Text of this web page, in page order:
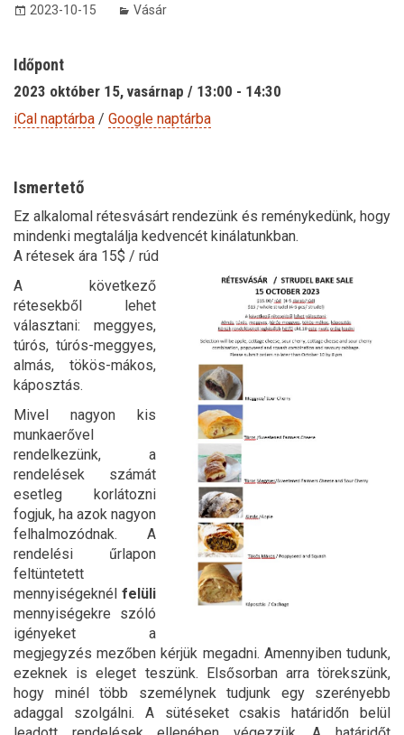
2023-10-15 Vásár
Időpont
2023 október 15, vasárnap / 13:00 - 14:30
iCal naptárba / Google naptárba
Ismertető
Ez alkalomal rétesvásárt rendezünk és reménykedünk, hogy
mindenki megtalálja kedvencét kinálatunkban.
A rétesek ára 15$ / rúd
A következő
rétesekből lehet
választani: meggyes,
túrós, túrós-meggyes,
almás, tökös-mákos,
káposztás.
Mivel nagyon kis
munkaerővel
rendelkezünk, a
rendelések számát
esetleg korlátozni
fogjuk, ha azok nagyon
felhalmozódnak. A
rendelési űrlapon
feltüntetett
mennyiségeknél felüli
mennyiségekre szóló
igényeket a
megjegyzés mezőben kérjük megadni. Amennyiben tudunk,
ezeknek is eleget teszünk. Elsősorban arra törekszünk,
hogy minél több személynek tudjunk egy szerényebb
adaggal szolgálni. A sütéseket csakis határidőn belül